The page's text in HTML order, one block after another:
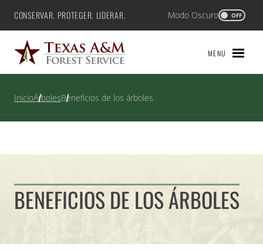
Saltar
contenido
Texas A&M Forest Service
CONSERVAR. PROTEGER. LIDERAR. Modo Oscuro OFF
MENU
InicioÁrbolesBeneficios de los árboles
BENEFICIOS DE LOS ÁRBOLES